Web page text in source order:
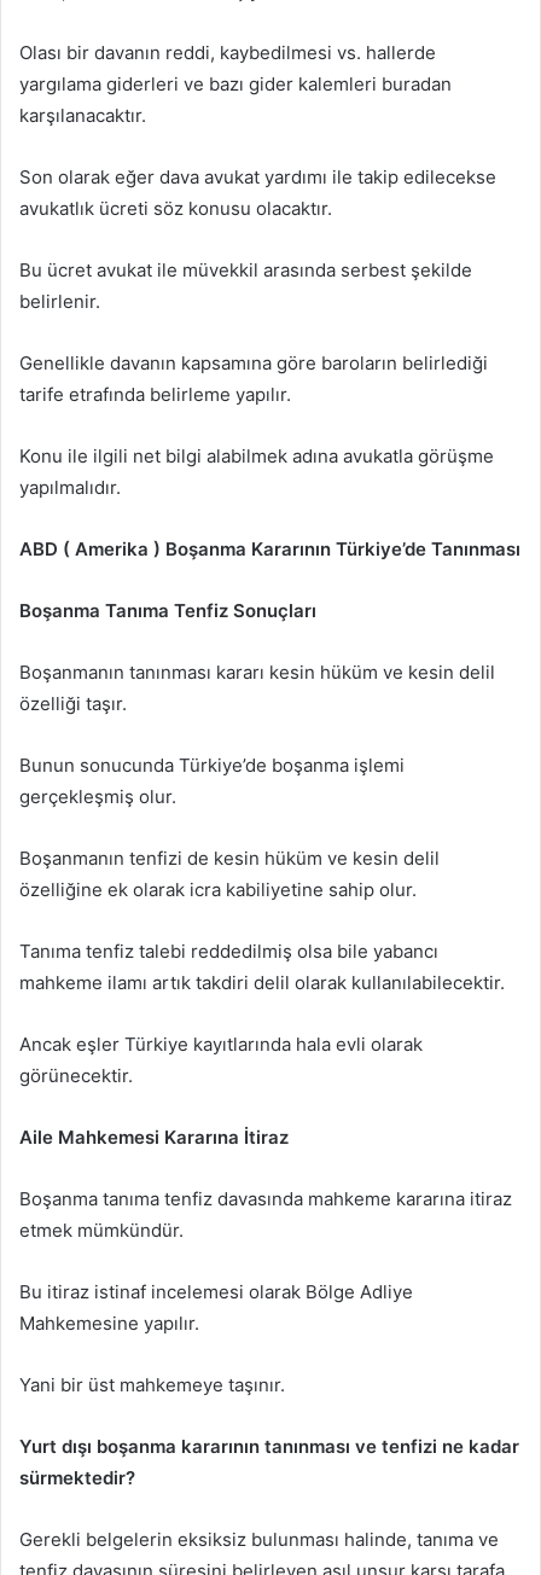
Olası bir davanın reddi, kaybedilmesi vs. hallerde
yargılama giderleri ve bazı gider kalemleri buradan
karşılanacaktır.
Son olarak eğer dava avukat yardımı ile takip edilecekse
avukatlık ücreti söz konusu olacaktır.
Bu ücret avukat ile müvekkil arasında serbest şekilde
belirlenir.
Genellikle davanın kapsamına göre baroların belirlediği
tarife etrafında belirleme yapılır.
Konu ile ilgili net bilgi alabilmek adına avukatla görüşme
yapılmalıdır.
ABD ( Amerika ) Boşanma Kararının Türkiye’de Tanınması
Boşanma Tanıma Tenfiz Sonuçları
Boşanmanın tanınması kararı kesin hüküm ve kesin delil
özelliği taşır.
Bunun sonucunda Türkiye’de boşanma işlemi
gerçekleşmiş olur.
Boşanmanın tenfizi de kesin hüküm ve kesin delil
özelliğine ek olarak icra kabiliyetine sahip olur.
Tanıma tenfiz talebi reddedilmiş olsa bile yabancı
mahkeme ilamı artık takdiri delil olarak kullanılabilecektir.
Ancak eşler Türkiye kayıtlarında hala evli olarak
görünecektir.
Aile Mahkemesi Kararına İtiraz
Boşanma tanıma tenfiz davasında mahkeme kararına itiraz
etmek mümkündür.
Bu itiraz istinaf incelemesi olarak Bölge Adliye
Mahkemesine yapılır.
Yani bir üst mahkemeye taşınır.
Yurt dışı boşanma kararının tanınması ve tenfizi ne kadar
sürmektedir?
Gerekli belgelerin eksiksiz bulunması halinde, tanıma ve